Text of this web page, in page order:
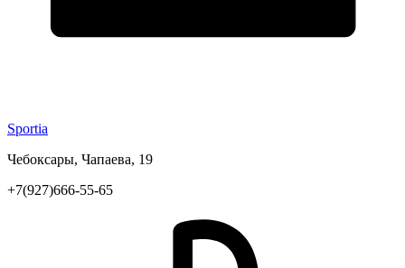
Sportia
Чебоксары, Чапаева, 19
+7(927)666-55-65